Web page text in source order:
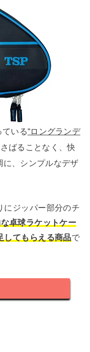
いる“ロングランデ
ばることなく、快
に、シンプルなデザ
にジッパー部分のチ
卓球ラケットケー
してもらえる商品で